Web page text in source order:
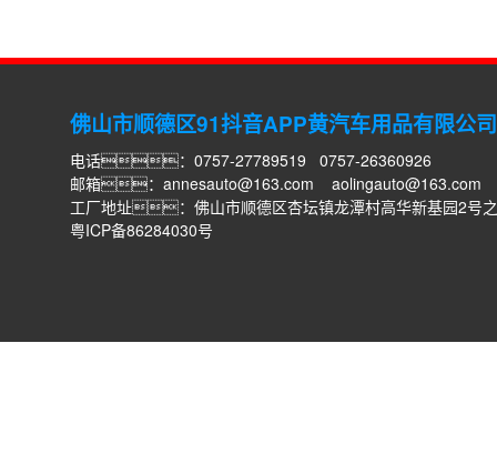
佛山市顺德区91抖音APP黄汽车用品有限公司
电话：0757-27789519 0757-26360926
邮箱： annesauto@163.com
aolingauto@163.com
工厂地址：佛山市顺德区杏坛镇龙潭村高华新基园2号
粤ICP备86284030号